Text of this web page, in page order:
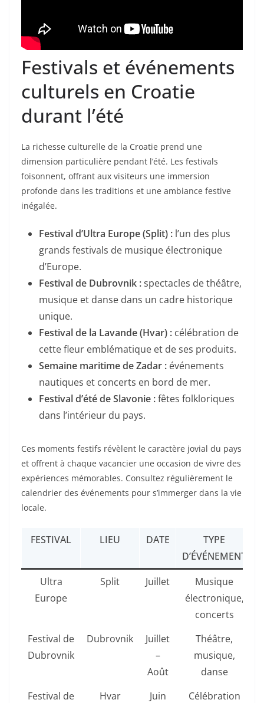
Festivals et événements
culturels en Croatie
durant l’été
La richesse culturelle de la Croatie prend une
dimension particulière pendant l’été. Les festivals
foisonnent, offrant aux visiteurs une immersion
profonde dans les traditions et une ambiance festive
inégalée.
Festival d’Ultra Europe (Split) : l’un des plus
grands festivals de musique électronique
d’Europe.
Festival de Dubrovnik :spectacles de théâtre,
musique et danse dans un cadre historique
unique.
Festival de la Lavande (Hvar) : célébration de
cette fleur emblématique et de ses produits.
Semaine maritime de Zadar : événements
nautiques et concerts en bord de mer.
Festival d’été de Slavonie :fêtes folkloriques
dans l’intérieur du pays.
Ces moments festifs révèlent le caractère jovial du pays
et offrent à chaque vacancier une occasion de vivre des
expériences mémorables. Consultez régulièrement le
calendrier des événements pour s’immerger dans la vie
locale.
FESTIVAL LIEU DATE
TYPE
D’ÉVÉNEMENT
Ultra
Europe
Split Juillet
Musique
électronique,
concerts
Festival de
Dubrovnik
Dubrovnik
Juillet
–
Août
Théâtre,
musique,
danse
Festival de
Hvar Juin
Célébration